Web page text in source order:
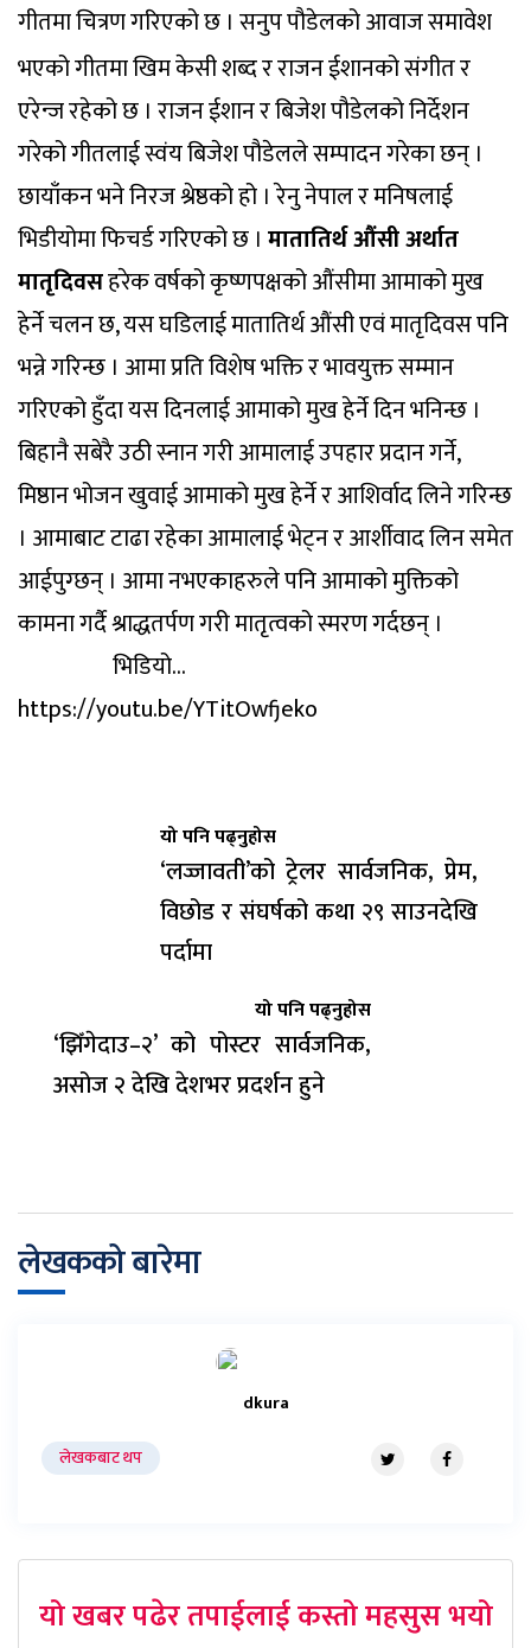
गीतमा चित्रण गरिएको छ । सनुप पौडेलको आवाज समावेश
भएको गीतमा खिम केसी शब्द र राजन ईशानको संगीत र
एरेन्ज रहेको छ । राजन ईशान र बिजेश पौडेलको निर्देशन
गरेको गीतलाई स्वंय बिजेश पौडेलले सम्पादन गरेका छन् ।
छायाँकन भने निरज श्रेष्ठको हो । रेनु नेपाल र मनिषलाई
भिडीयोमा फिचर्ड गरिएको छ । मातातिर्थ औंसी अर्थात
मातृदिवसहरेक वर्षको कृष्णपक्षको औंसीमा आमाको मुख
हेर्ने चलन छ, यस घडिलाई मातातिर्थ औंसी एवं मातृदिवस पनि
भन्ने गरिन्छ । आमा प्रति विशेष भक्ति र भावयुक्त सम्मान
गरिएको हुँदा यस दिनलाई आमाको मुख हेर्ने दिन भनिन्छ ।
बिहानै सबेरै उठी स्नान गरी आमालाई उपहार प्रदान गर्ने,
मिष्ठान भोजन खुवाई आमाको मुख हेर्ने र आशिर्वाद लिने गरिन्छ
। आमाबाट टाढा रहेका आमालाई भेट्न र आर्शीवाद लिन समेत
आईपुग्छन् । आमा नभएकाहरुले पनि आमाको मुक्तिको
कामना गर्दै श्राद्धतर्पण गरी मातृत्वको स्मरण गर्दछन् ।
भिडियो…
https://youtu.be/YTitOwfjeko
यो पनि पढ्नुहोस
‘लज्जावती’को ट्रेलर सार्वजनिक, प्रेम,
विछोड र संघर्षको कथा २९ साउनदेखि
पर्दामा
यो पनि पढ्नुहोस
‘झिँगेदाउ–२’ को पोस्टर सार्वजनिक,
असोज २ देखि देशभर प्रदर्शन हुने
लेखकको बारेमा
dkura
लेखकबाट थप
यो खबर पढेर तपाईलाई कस्तो महसुस भयो